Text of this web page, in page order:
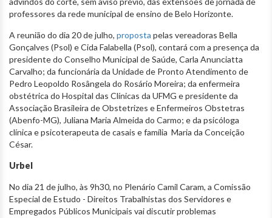
professores da rede municipal de ensino de Belo Horizonte.
A reunião do dia 20 de julho, proposta pelas vereadoras Bella
Gonçalves (Psol) e Cida Falabella (Psol), contará com a presença da
presidente do Conselho Municipal de Saúde, Carla Anunciatta
Carvalho; da funcionária da Unidade de Pronto Atendimento de
Pedro Leopoldo Rosângela do Rosário Moreira; da enfermeira
obstétrica do Hospital das Clínicas da UFMG e presidente da
Associação Brasileira de Obstetrizes e Enfermeiros Obstetras
(Abenfo-MG), Juliana Maria Almeida do Carmo; e da psicóloga
clínica e psicoterapeuta de casais e família Maria da Conceição
César.
Urbel
No dia 21 de julho, às 9h30, no Plenário Camil Caram, a Comissão
Especial de Estudo - Direitos Trabalhistas dos Servidores e
Empregados Públicos Municipais vai discutir problemas